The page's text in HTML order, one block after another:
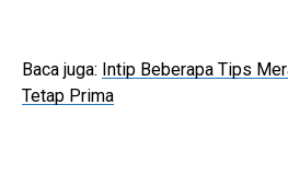
Baca juga: Intip Beberapa Tips
Tetap Prima